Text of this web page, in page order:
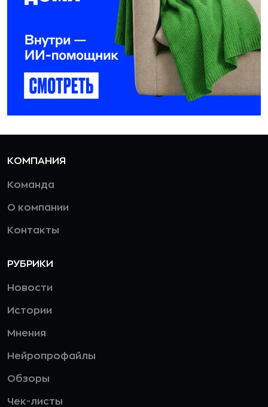
КОМПАНИЯ
Команда
О компании
Контакты
РУБРИКИ
Новости
Истории
Мнения
Нейропрофайлы
Обзоры
Чек-листы